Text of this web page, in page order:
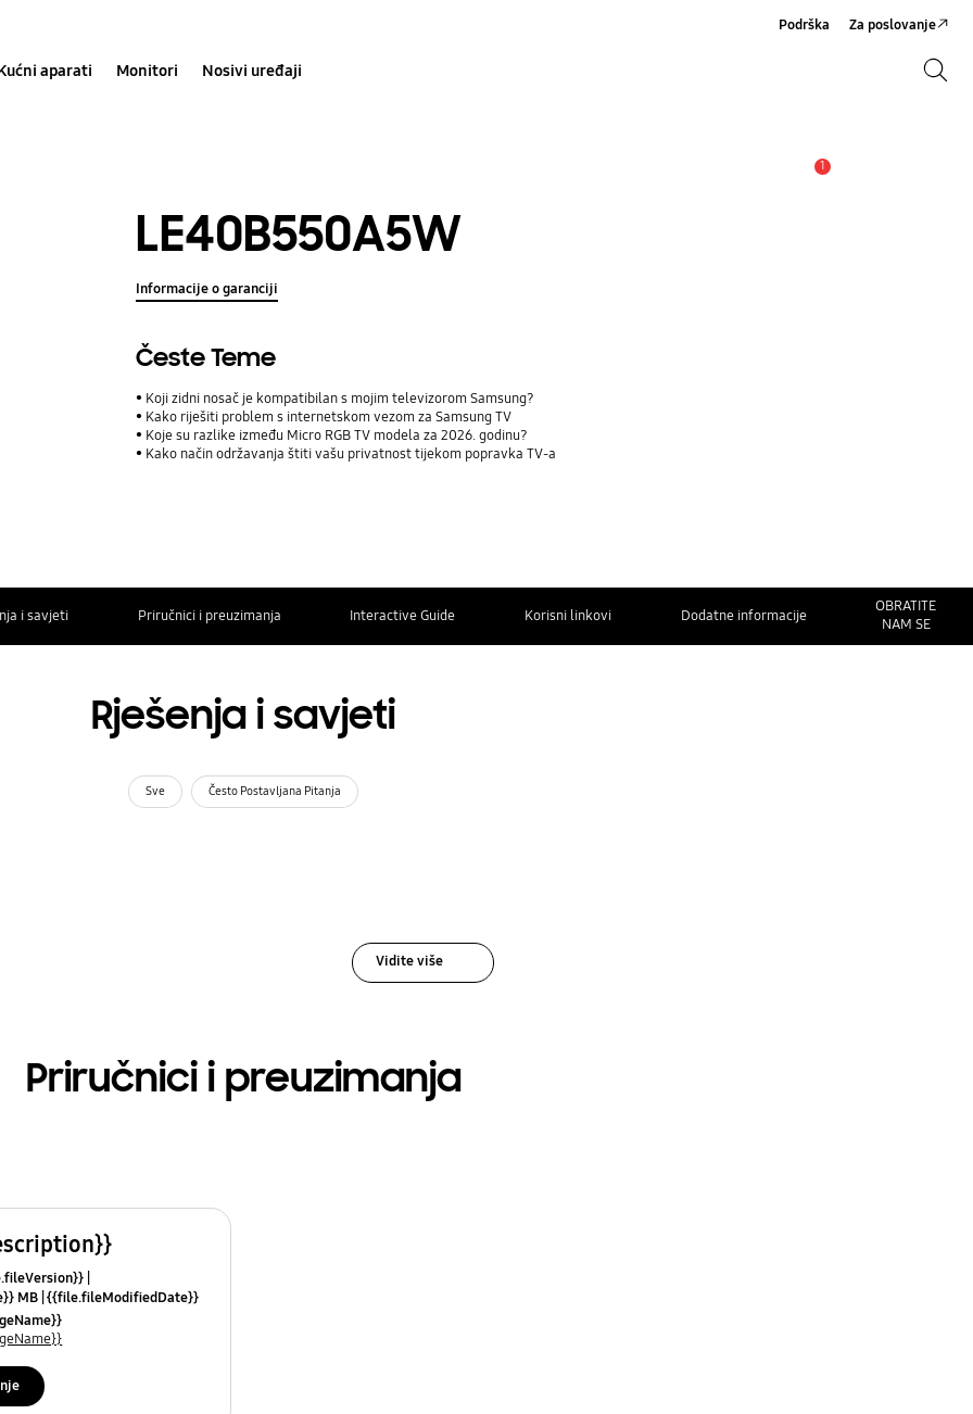
aparati Monitori Nosivi uređaji
Podrška Za poslovanje
1
LE40B550A5W
Informacije o garanciji
Česte Teme
Koji zidni nosač je kompatibilan s mojim televizorom Samsung?
Kako riješiti problem s internetskom vezom za Samsung TV
Koje su razlike između Micro RGB TV modela za 2026. godinu?
Kako način održavanja štiti vašu privatnost tijekom popravka TV-a
i savjeti Priručnici i preuzimanja Interactive Guide Korisni linkovi Dodatne informacije
OBRATITE
NAM SE
Rješenja i savjeti
Sve Često Postavljana Pitanja
Vidite više
Priručnici i preuzimanja
MB {{file.fileModifiedDate}}